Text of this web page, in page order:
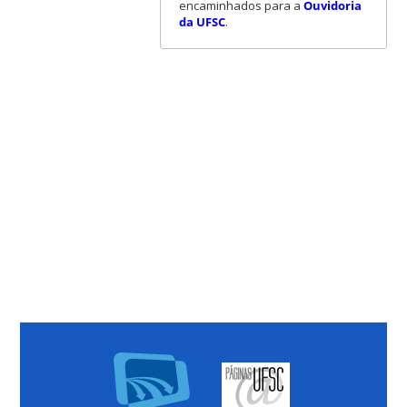
encaminhados para a Ouvidoria
da UFSC.